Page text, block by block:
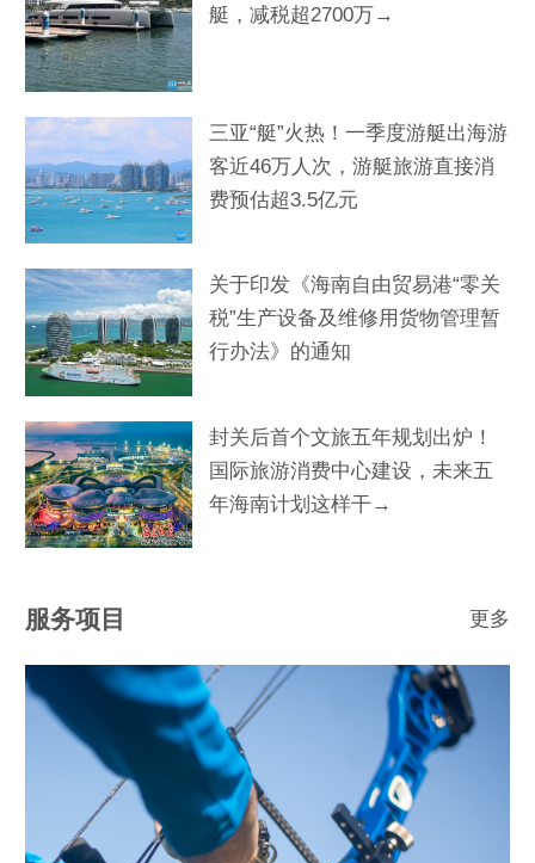
艇，减税超2700万→
三亚“艇”火热！一季度游艇出海游
客近46万人次，游艇旅游直接消
费预估超3.5亿元
关于印发《海南自由贸易港“零关
税”生产设备及维修用货物管理暂
行办法》的通知
封关后首个文旅五年规划出炉！
国际旅游消费中心建设，未来五
年海南计划这样干→
服务项目 更多